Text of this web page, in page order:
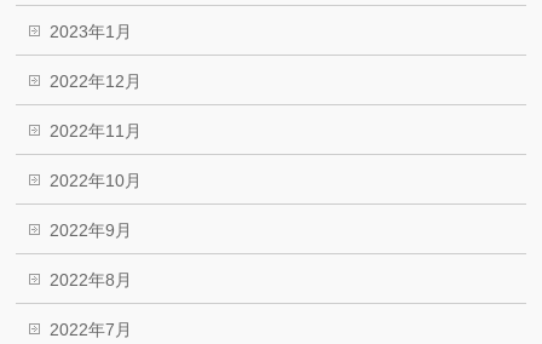
2023年1月
2022年12月
2022年11月
2022年10月
2022年9月
2022年8月
2022年7月